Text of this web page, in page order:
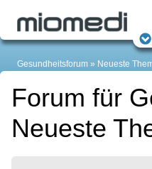
Gesundheitsforum Neueste
Forum für
Neueste